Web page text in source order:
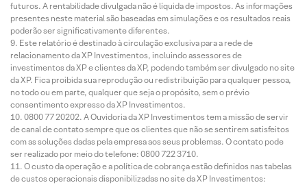
futuros. A rentabilidade divulgada não é líquida de impostos. As informações
presentes neste material são baseadas em simulações e os resultados reais
poderão ser significativamente diferentes.
Este relatório é destinado à circulação exclusiva para a rede de
relacionamento da XP Investimentos, incluindo assessores de
investimentos da XP e clientes da XP, podendo também ser divulgado no site
da XP. Fica proibida sua reprodução ou redistribuição para qualquer pessoa,
no todo ou em parte, qualquer que seja o propósito, sem o prévio
consentimento expresso da XP Investimentos.
0800 77 20202. A Ouvidoria da XP Investimentos tem a missão de servir
de canal de contato sempre que os clientes que não se sentirem satisfeitos
com as soluções dadas pela empresa aos seus problemas. O contato pode
ser realizado por meio do telefone: 0800 722 3710.
O custo da operação e a política de cobrança estão definidos nas tabelas
de custos operacionais disponibilizadas no site da XP Investimentos: